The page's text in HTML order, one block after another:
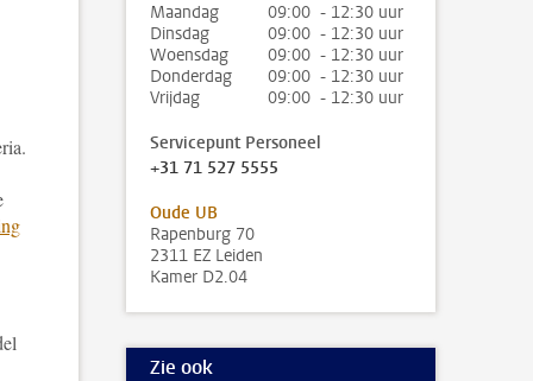
Maandag
09:00 - 12:30 uur
Dinsdag
09:00 - 12:30 uur
Woensdag
09:00 - 12:30 uur
Donderdag
09:00 - 12:30 uur
Vrijdag
09:00 - 12:30 uur
Servicepunt Personeel
+31 71 527 5555
Oude UB
Rapenburg 70
2311 EZ Leiden
Kamer D2.04
Zie ook